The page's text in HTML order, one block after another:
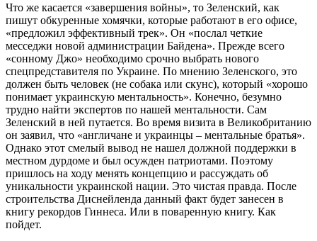
Что же касается «завершения войны», то Зеленский, как
пишут обкуренные хомячки, которые работают в его офисе,
«предложил эффективный трек». Он «послал четкие
месседжи новой администрации Байдена». Прежде всего
«сонному Джо» необходимо срочно выбрать нового
спецпредставителя по Украине. По мнению Зеленского, это
должен быть человек (не собака или скунс), который «хорошо
понимает украинскую ментальность». Конечно, безумно
трудно найти экспертов по нашей ментальности. Сам
Зеленский в ней путается. Во время визита в Великобританию
он заявил, что «англичане и украинцы – ментальные братья».
Однако этот смелый вывод не нашел должной поддержки в
местном дурдоме и был осужден патриотами. Поэтому
пришлось на ходу менять концепцию и рассуждать об
уникальности украинской нации. Это чистая правда. После
строительства Диснейленда данный факт будет занесен в
книгу рекордов Гиннеса. Или в поваренную книгу. Как
пойдет.